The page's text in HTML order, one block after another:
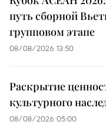
путь сборной
групповом этапе
08/08/2026 13:50
Раскрытие
культурного
08/08/2026 05:00